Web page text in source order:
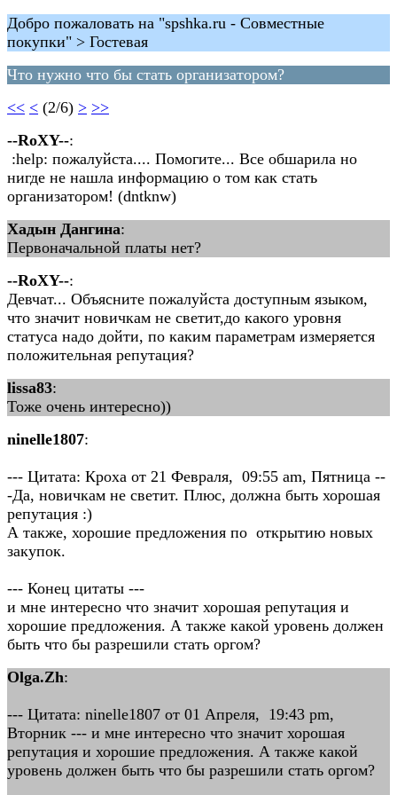
Добро пожаловать на "spshka.ru - Совместные
покупки" > Гостевая
Что нужно что бы стать организатором?
<< < (2/6) > >>
--RoXY--:
:help: пожалуйста.... Помогите... Все обшарила но
нигде не нашла информацию о том как стать
организатором! (dntknw)
Хадын Дангина:
Первоначальной платы нет?
--RoXY--:
Девчат... Объясните пожалуйста доступным языком,
что значит новичкам не светит,до какого уровня
статуса надо дойти, по каким параметрам измеряется
положительная репутация?
lissa83:
Тоже очень интересно))
ninelle1807:
--- Цитата: Кроха от 21 Февраля, 09:55 am, Пятница --
-Да, новичкам не светит. Плюс, должна быть хорошая
репутация :)
А также, хорошие предложения по открытию новых
закупок.
--- Конец цитаты ---
и мне интересно что значит хорошая репутация и
хорошие предложения. А также какой уровень должен
быть что бы разрешили стать оргом?
Olga.Zh:
--- Цитата: ninelle1807 от 01 Апреля, 19:43 pm,
Вторник --- и мне интересно что значит хорошая
репутация и хорошие предложения. А также какой
уровень должен быть что бы разрешили стать оргом?